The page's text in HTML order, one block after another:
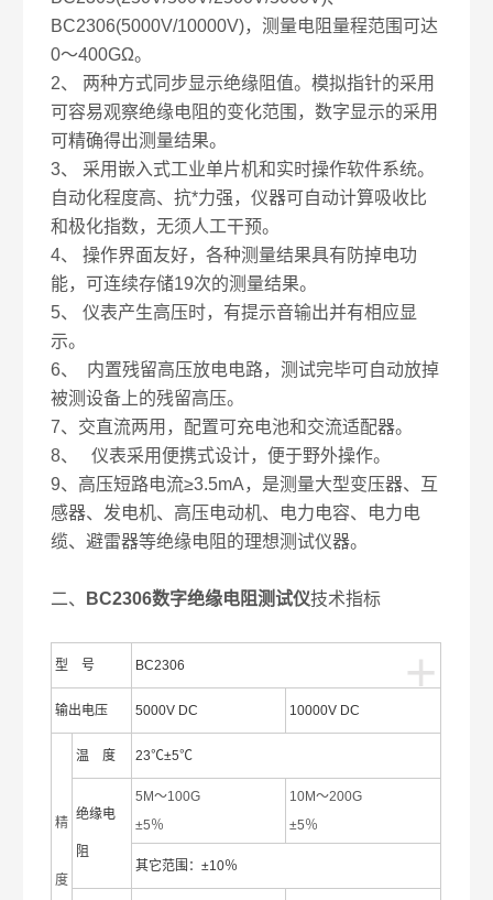
BC2306(5000V/10000V)，测量电阻量程范围可达
0～400GΩ。
2、 两种方式同步显示绝缘阻值。模拟指针的采用
可容易观察绝缘电阻的变化范围，数字显示的采用
可精确得出测量结果。
3、 采用嵌入式工业单片机和实时操作软件系统。
自动化程度高、抗*力强，仪器可自动计算吸收比
和极化指数，无须人工干预。
4、 操作界面友好，各种测量结果具有防掉电功
能，可连续存储19次的测量结果。
5、 仪表产生高压时，有提示音输出并有相应显
示。
6、 内置残留高压放电电路，测试完毕可自动放掉
被测设备上的残留高压。
7、交直流两用，配置可充电池和交流适配器。
8、 仪表采用便携式设计，便于野外操作。
9、高压短路电流≥3.5mA，是测量大型变压器、互
感器、发电机、高压电动机、电力电容、电力电
缆、避雷器等绝缘电阻的理想测试仪器。
二、 BC2306数字绝缘电阻测试仪技术指标
+
型 号 BC2306
输出电压 5000V DC 10000V DC
精
度
温 度 23℃±5℃
绝缘电
阻
5M～100G
±5％
10M～200G
±5％
其它范围：±10％